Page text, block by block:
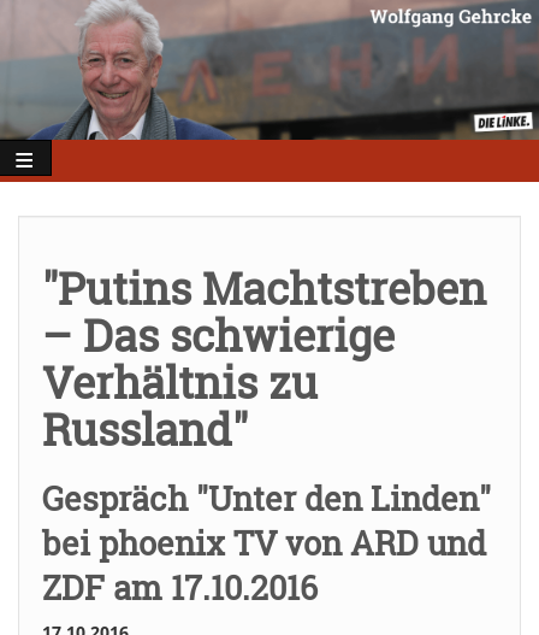
Inhalt
"Putins Machtstreben
– Das schwierige
Verhältnis zu
Russland"
Gespräch "Unter den Linden"
bei phoenix TV von ARD und
ZDF am 17.10.2016